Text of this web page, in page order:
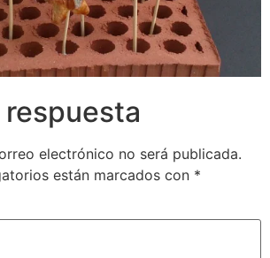
respuesta
electrónico no será publicada.
están marcados con *